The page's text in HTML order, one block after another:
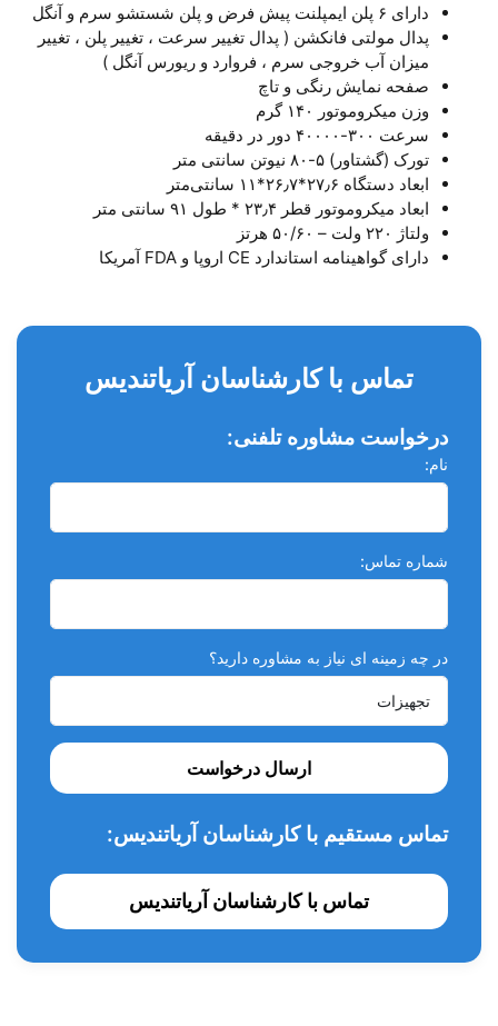
دارای ۶ پلن ایمپلنت پیش فرض و پلن شستشو سرم و آنگل
پدال مولتی فانکشن ( پدال تغییر سرعت ، تغییر پلن ، تغییر
میزان آب خروجی سرم ، فروارد و ریورس آنگل )
صفحه نمایش رنگی و تاچ
وزن میکروموتور ۱۴۰ گرم
سرعت ۳۰۰-۴۰۰۰۰ دور در دقیقه
تورک (گشتاور) ۵-۸۰ نیوتن سانتی متر
ابعاد دستگاه ۲۷٫۶*۲۶٫۷*۱۱ سانتی‌متر
ابعاد میکروموتور قطر ۲۳٫۴ * طول ۹۱ سانتی متر
ولتاژ ۲۲۰ ولت – ۵۰/۶۰ هرتز
دارای گواهینامه استاندارد CE اروپا و FDA آمریکا
تماس با کارشناسان آریاتندیس
درخواست مشاوره تلفنی:
نام:
شماره تماس:
در چه زمینه ای نیاز به مشاوره دارید؟
ارسال درخواست
تماس مستقیم با کارشناسان آریاتندیس:
تماس با کارشناسان آریاتندیس